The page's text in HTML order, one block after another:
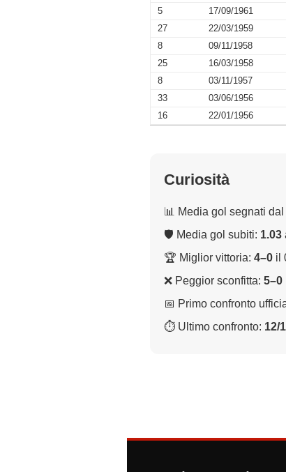
5
17/09/1961
27
22/03/1959
8
09/11/1958
25
16/03/1958
8
03/11/1957
33
03/06/1956
16
22/01/1956
Curiosità
📊 Media gol segnati
🛡 Media gol subiti: 1.03
🏆 Miglior vittoria: 4–0 il
❌ Peggior sconfitta: 5–0
📅 Primo confronto
⏱ Ultimo confronto: 12/